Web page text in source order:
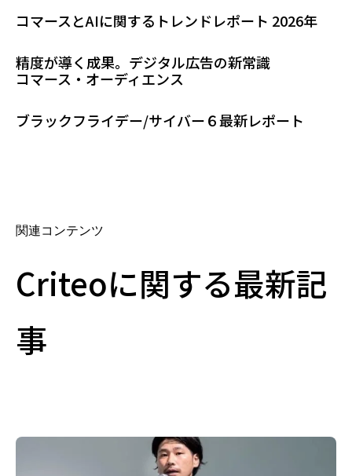
コマースとAIに関するトレンドレポート 2026年
精度が導く成果。デジタル広告の新常識
コマース・オーディエンス
ブラックフライデー/サイバー６最新レポート
関連コンテンツ
Criteoに関する最新記
事